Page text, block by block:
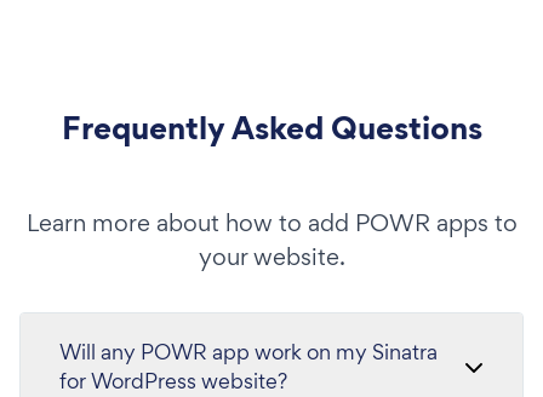
Frequently Asked Questions
Learn more about how to add POWR apps to
your website.
Will any POWR app work on my Sinatra
for WordPress website?